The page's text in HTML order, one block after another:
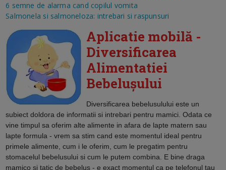
6 semne de alarma cand copilul vomita
Salmonela si salmoneloza: intrebari si raspunsuri
Aplicatie mobilă -
Diversificarea
Alimentatiei
Bebelușului
Diversificarea bebelusulului este un
subiect doldora de informatii si intrebari pentru mamici. Odata ce
vine timpul sa oferim alte alimente in afara de lapte matern sau
lapte formula - vrem sa stim cand este momentul ideal pentru
primele alimente, cum i le oferim, cum le pregatim pentru
stomacelul bebelusului si cum le putem combina. E bine draga
mamico si tatic de bebelus - e exact momentul ca pe telefonul tau